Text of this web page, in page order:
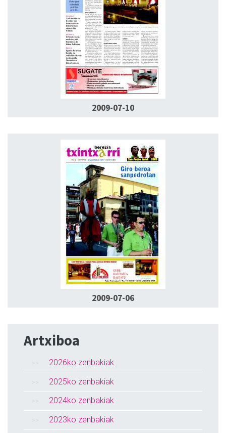
2009-07-10
2009-07-06
Artxiboa
2026ko zenbakiak
2025ko zenbakiak
2024ko zenbakiak
2023ko zenbakiak